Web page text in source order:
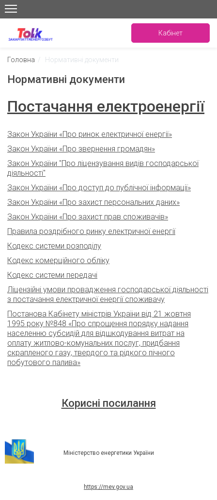
Кабінет
Головна / Нормативні документи
Нормативні документи
Постачання електроенергії
Закон України «Про ринок електричної енергії»
Закон України «Про звернення громадян»
Закон України "Про ліцензування видів господарської
діяльності"
Закон України «Про доступ до публічної інформації»
Закон України «Про захист персональних даних»
Закон України «Про захист прав споживачів»
Правила роздрібного ринку електричної енергії
Кодекс системи розподілу
Кодекс комерційного обліку
Кодекс системи передачі
Ліцензійні умови провадження господарської діяльності
з постачання електричної енергії споживачу
Постанова Кабінету міністрів України від 21 жовтня
1995 року №848 «Про спрощення порядку надання
населенню субсидій для відшкодування витрат на
оплату житлово-комунальних послуг, придбання
скрапленого газу, твердого та рідкого пічного
побутового палива»
Корисні посилання
Міністерство енергетики України
https://mev.gov.ua